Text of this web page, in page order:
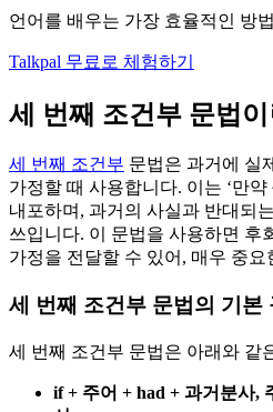
언어를 배우는 가장 효율적인 방법
Talkpal 무료로 체험하기
세 번째 조건부 문법이
세 번째 조건부 문법은 과거에 실
가정할 때 사용합니다. 이는 ‘만
내포하며, 과거의 사실과 반대되
쓰입니다. 이 문법을 사용하면 후
가정을 전달할 수 있어, 매우 중요
세 번째 조건부 문법의 기본
세 번째 조건부 문법은 아래와 같
if + 주어 + had + 과거분사,